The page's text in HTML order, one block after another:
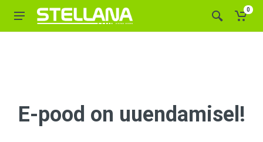
0
E-pood on uuendamisel!